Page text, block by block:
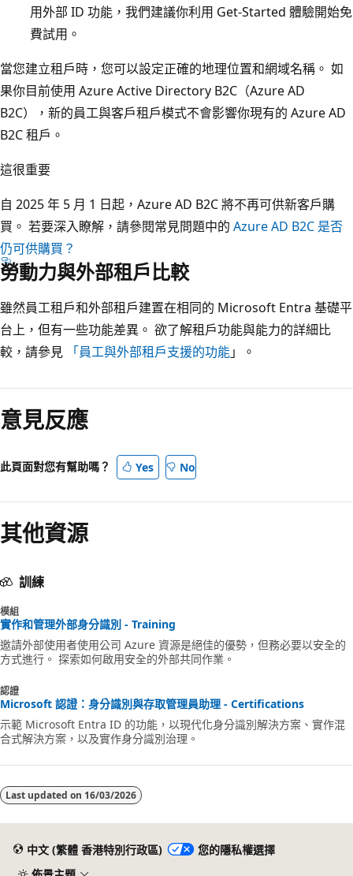
用外部 ID 功能，我們建議你利用 Get-Started 體驗開始免
費試用。
當您建立租戶時，您可以設定正確的地理位置和網域名稱。 如
果你目前使用 Azure Active Directory B2C（Azure AD
B2C），新的員工與客戶租戶模式不會影響你現有的 Azure AD
B2C 租戶。
這很重要
自 2025 年 5 月 1 日起，Azure AD B2C 將不再可供新客戶購
買。 若要深入瞭解，請參閱常見問題中的 Azure AD B2C 是否
仍可供購買？
勞動力與外部租戶比較
雖然員工租戶和外部租戶建置在相同的 Microsoft Entra 基礎平
台上，但有一些功能差異。 欲了解租戶功能與能力的詳細比
較，請參見
「員工與外部租戶支援的功能」。
模
已
用
意見反應
此頁面對您有幫助嗎？ Yes No
其他資源
訓練
模組
實作和管理外部身分識別 - Training
邀請外部使用者使用公司 Azure 資源是絕佳的優勢，但務必要以安全的
方式進行。 探索如何啟用安全的外部共同作業。
認證
Microsoft 認證：身分識別與存取管理員助理 - Certifications
示範 Microsoft Entra ID 的功能，以現代化身分識別解決方案、實作混
合式解決方案，以及實作身分識別治理。
Last updated on 16/03/2026
中文 (繁體 香港特別行政區)
您的隱私權選擇